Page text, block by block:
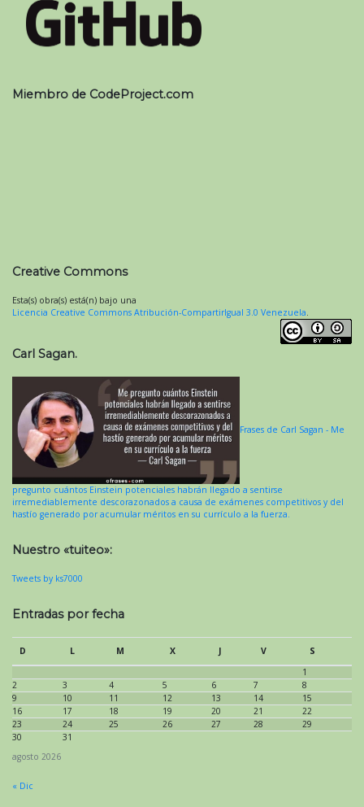
Miembro de CodeProject.com
Creative Commons
Esta(s) obra(s) está(n) bajo una
Licencia Creative Commons Atribución-CompartirIgual 3.0 Venezuela.
Carl Sagan.
Frases de Carl Sagan - Me
pregunto cuántos Einstein potenciales habrán llegado a sentirse
irremediablemente descorazonados a causa de exámenes competitivos y del
hastío generado por acumular méritos en su currículo a la fuerza.
Nuestro «tuiteo»:
Tweets by ks7000
Entradas por fecha
agosto 2026
D L M X J V
S
1
2
3 4 5 6 7
8
9
10 11 12 13 14
15
16
17 18 19 20 21
22
23
24 25 26 27 28
29
30
31
« Dic